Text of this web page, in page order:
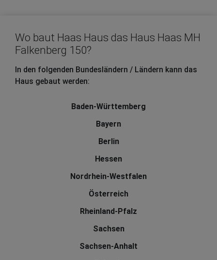
Wo baut Haas Haus das Haus Haas MH
Falkenberg 150?
In den folgenden Bundesländern / Ländern kann das
Haus gebaut werden:
Baden-Württemberg
Bayern
Berlin
Hessen
Nordrhein-Westfalen
Österreich
Rheinland-Pfalz
Sachsen
Sachsen-Anhalt